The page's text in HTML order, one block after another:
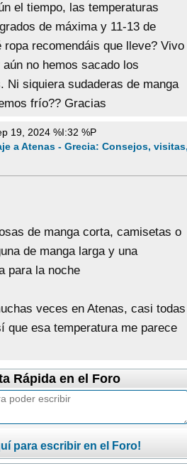
el tiempo, las temperaturas
de máxima y 11-13 de
ropa recomendáis que lleve? Vivo
no hemos sacado los
Ni siquiera sudaderas de manga
frío?? Gracias
19, 2024 %I:32 %P
a Atenas - Grecia: Consejos,
de manga corta, camisetas o
de manga larga y una
para la noche
veces en Atenas, casi todas
que esa temperatura me parece
Rápida en el Foro
para escribir en el Foro!